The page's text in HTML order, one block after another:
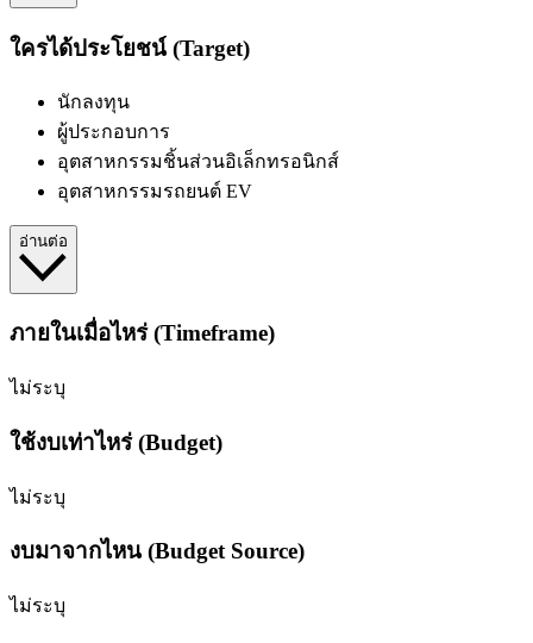
ใครได้ประโยชน์ (Target)
นักลงทุน
ผู้ประกอบการ
อุตสาหกรรมชิ้นส่วนอิเล็กทรอนิกส์
อุตสาหกรรมรถยนต์ EV
อ่านต่อ
ภายในเมื่อไหร่ (Timeframe)
ไม่ระบุ
ใช้งบเท่าไหร่ (Budget)
ไม่ระบุ
งบมาจากไหน (Budget Source)
ไม่ระบุ